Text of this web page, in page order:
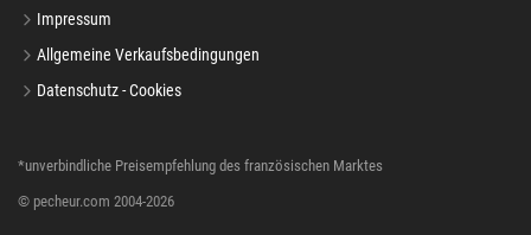
Impressum
Allgemeine Verkaufsbedingungen
Datenschutz - Cookies
*unverbindliche Preisempfehlung des französischen Marktes
© pecheur.com 2004-2026